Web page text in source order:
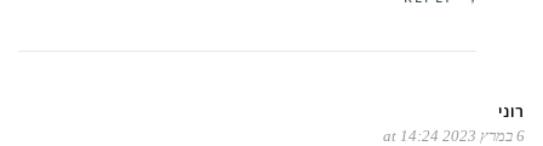
רוני
6 במרץ 2023 at 14:24